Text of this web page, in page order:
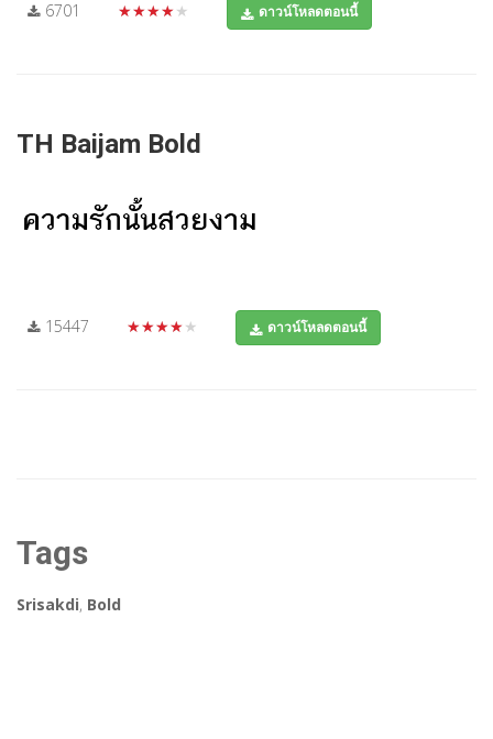
6701 ★★★★★ ดาวน์โหลดตอนนี้
TH Baijam Bold
15447 ★★★★★ ดาวน์โหลดตอนนี้
Tags
Srisakdi, Bold